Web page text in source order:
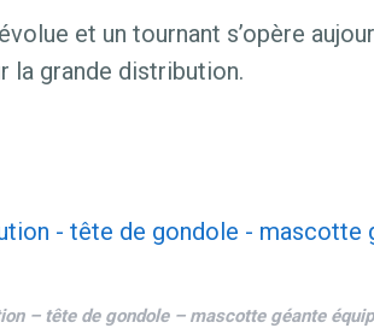
et un tournant s’opère
la grande distribution.
– tête de gondole – mascotte géante